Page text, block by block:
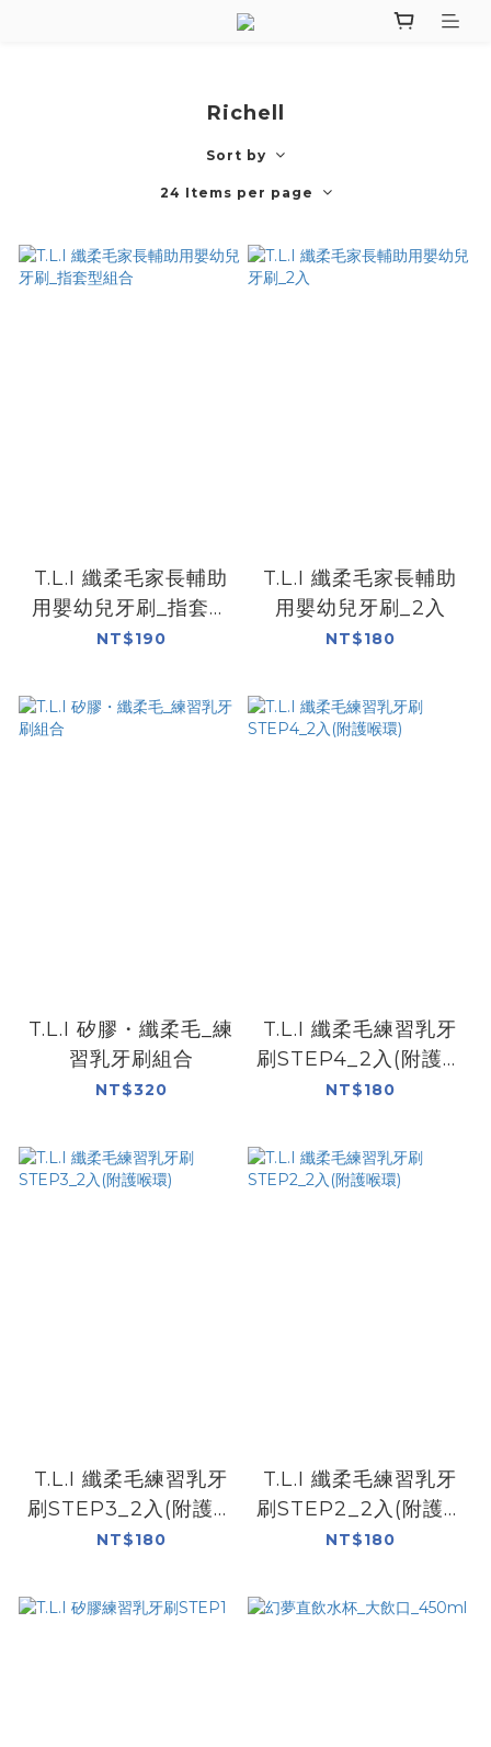
Richell
Sort by
24 Items per page
T.L.I 纖柔毛家長輔助
用嬰幼兒牙刷_指套型
組合
NT$190
T.L.I 纖柔毛家長輔助
用嬰幼兒牙刷_2入
NT$180
T.L.I 矽膠・纖柔毛_練
習乳牙刷組合
NT$320
T.L.I 纖柔毛練習乳牙
刷STEP4_2入(附護喉
環)
NT$180
T.L.I 纖柔毛練習乳牙
刷STEP3_2入(附護喉
環)
NT$180
T.L.I 纖柔毛練習乳牙
刷STEP2_2入(附護喉
環)
NT$180